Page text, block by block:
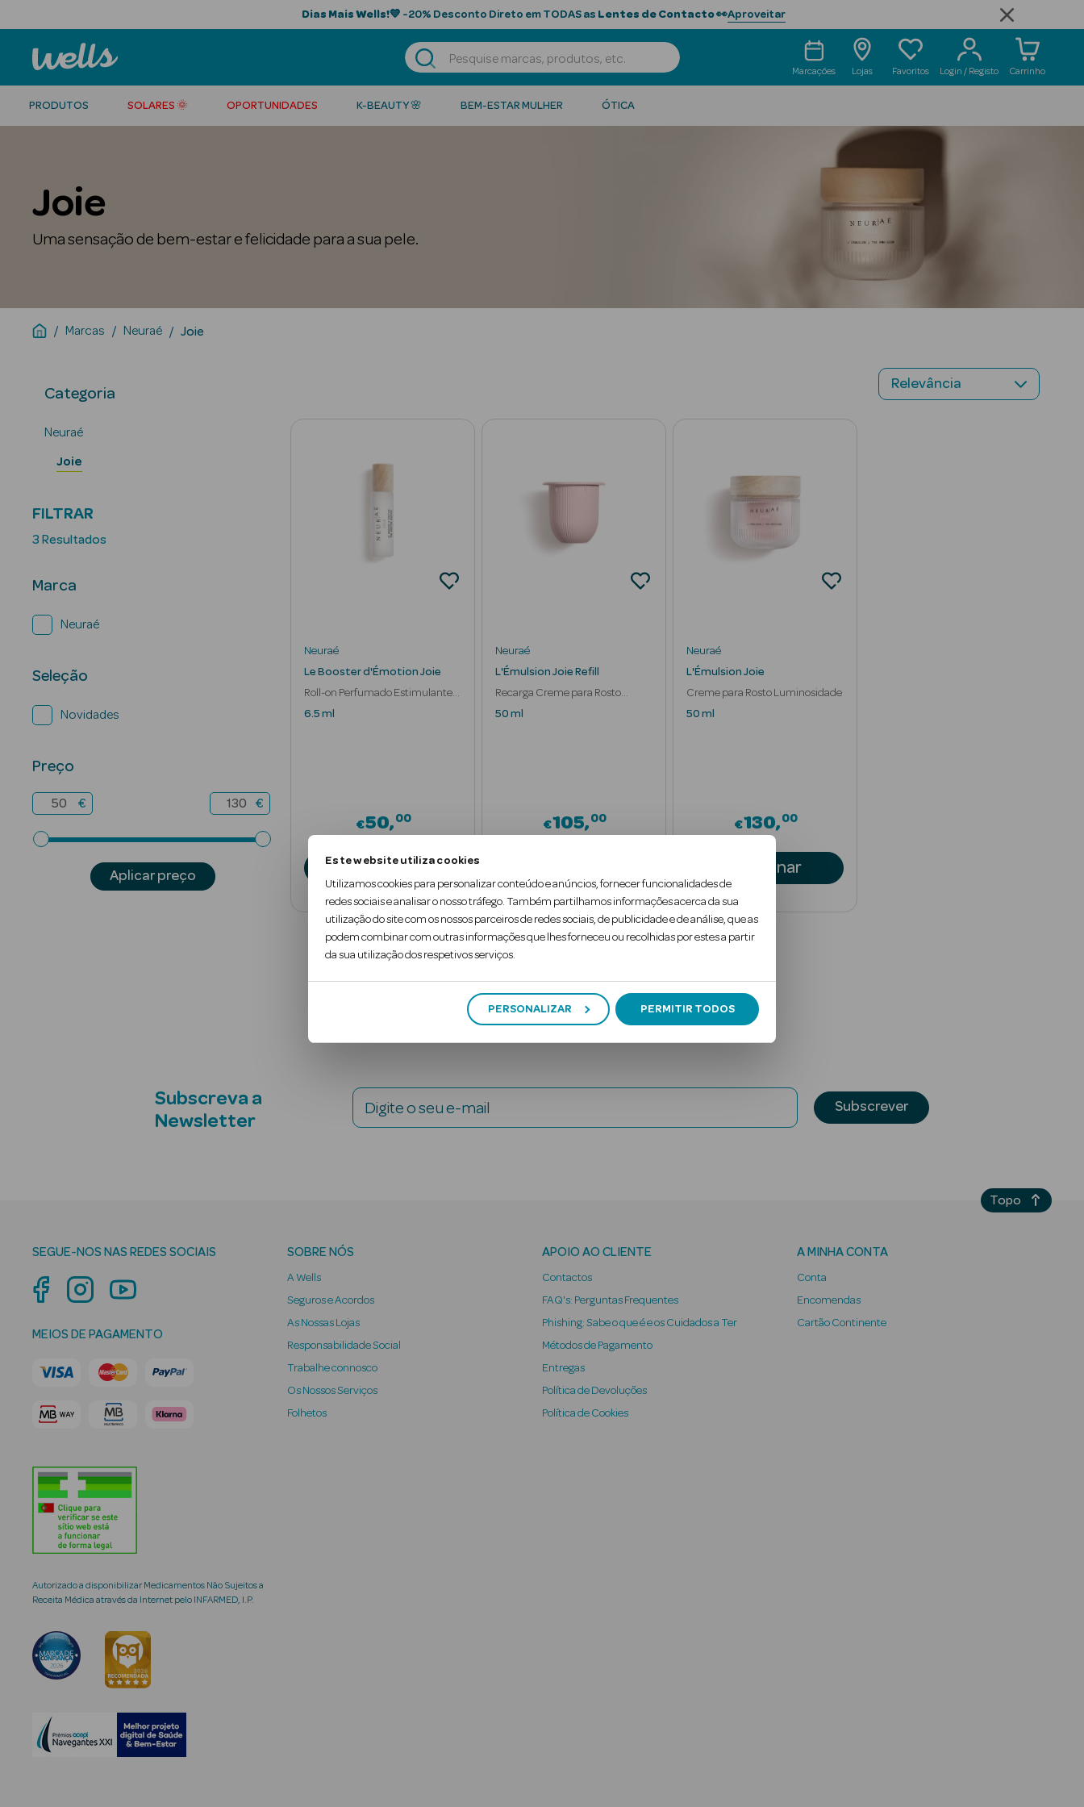
Este website utiliza cookies
Utilizamos cookies para personalizar conteúdo e anúncios, fornecer funcionalidades de
redes sociais e analisar o nosso tráfego. Também partilhamos informações acerca da sua
utilização do site com os nossos parceiros de redes sociais, de publicidade e de análise, que as
podem combinar com outras informações que lhes forneceu ou recolhidas por estes a partir
da sua utilização dos respetivos serviços.
PERSONALIZAR PERMITIR TODOS
Dias Mais Wells!💙 -20% Desconto Direto em TODAS as Lentes de Contacto👀Aproveitar
Marcações Lojas Favoritos Login / Registo Carrinho
PRODUTOS SOLARES 🌞 OPORTUNIDADES K-BEAUTY 🌸 BEM-ESTAR MULHER ÓTICA
Joie
Uma sensação de bem-estar e felicidade para a sua pele.
Marcas Neuraé Joie
Categoria
Neuraé
Joie
FILTRAR
3 Resultados
Marca
Neuraé
Seleção
Novidades
Preço
€ €
Aplicar preço
Neuraé
Le Booster d'Émotion Joie
Roll-on Perfumado Estimulante
Emocional
6.5 ml
€50 00
Adicionar
Neuraé
L'Émulsion Joie Refill
Recarga Creme para Rosto
Luminosidade
50 ml
€105 00
Neuraé
L'Émulsion Joie
Creme para Rosto Luminosidade
50 ml
€130 00
Adicionar
1
Subscreva a
Newsletter
Digite o seu e-mail Subscrever
SEGUE-NOS NAS REDES SOCIAIS
MEIOS DE PAGAMENTO
Autorizado a disponibilizar Medicamentos Não Sujeitos a
Receita Médica através da Internet pelo INFARMED, I.P.
SOBRE NÓS
A Wells
Seguros e Acordos
As Nossas Lojas
Responsabilidade Social
Trabalhe connosco
Os Nossos Serviços
Folhetos
APOIO AO CLIENTE
Contactos
FAQ's: Perguntas Frequentes
Phishing: Sabe o que é e os Cuidados a Ter
Métodos de Pagamento
Entregas
Política de Devoluções
Política de Cookies
A MINHA CONTA
Conta
Encomendas
Cartão Continente
Topo